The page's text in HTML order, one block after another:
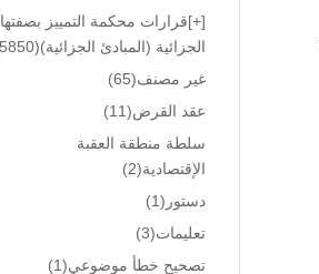
[+]قرارات محكمة التمييز بصفتها
الجزائية (المبادئ الجزائية)(5850)
غير مصنف(65)
عقد القرض(11)
سلطة منطقة العقبة
الإقتصادية(2)
دستور (1)
تعليمات(3)
تصحيح خطأ موضوعي(1)